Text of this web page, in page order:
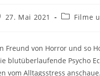
27. Mai 2021
Beitrags-
Filme
Freund von Horror und so
blutüberlaufende Psycho
vom Alltagsstress